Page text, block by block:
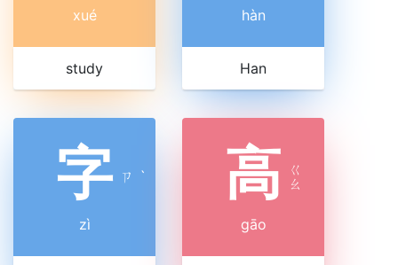
xué
study
hàn
Han
字 ㄗ ˋ
zì
高 ㄍ
ㄠ
gāo